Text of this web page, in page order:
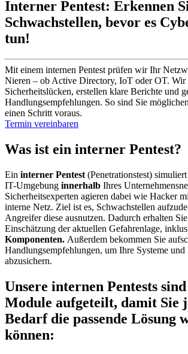
Interner Pentest: Erkennen
Schwachstellen, bevor es
tun!
Mit einem internen Pentest prüfen wir Ihr
Nieren – ob Active Directory, IoT oder OT. Wir
Sicherheitslücken, erstellen klare Berichte und
Handlungsempfehlungen. So sind Sie
einen Schritt voraus.
Termin vereinbaren
Was ist ein interner Pentest?
Ein interner Pentest (Penetrationstest)
IT-Umgebung innerhalb Ihres
Sicherheitsexperten agieren dabei wie Hacker
interne Netz. Ziel ist es, Schwachstellen
Angreifer diese ausnutzen. Dadurch erhalten
Einschätzung der aktuellen Gefahrenlage,
Komponenten. Außerdem bekommen Sie
Handlungsempfehlungen, um Ihre Systeme und
abzusichern.
Unsere internen Pentests
Module aufgeteilt, damit Sie
Bedarf die passende Lösung
können: